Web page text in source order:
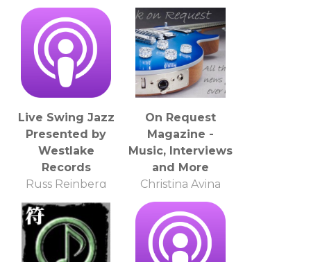
Live Swing Jazz
Presented by
Westlake
Records
Russ Reinberg
On Request
Magazine -
Music, Interviews
and More
Christina Avina